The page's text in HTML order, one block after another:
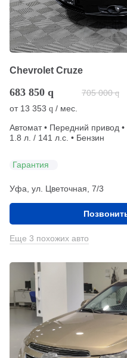
Chevrolet Cruze
683 850 q 705 000 q
от 13 353 q / мес.
Автомат • Передний привод
1.8 л. / 141 л.с. • Бензин
Гарантия
Уфа, ул. Цветочная, 7/3
Еще 3 похожих авто